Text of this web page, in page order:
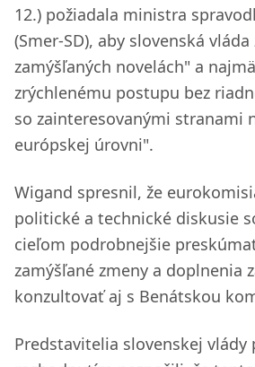
12.) požiadala ministra
(Smer-SD), aby slovenská
zamýšľaných novelách" a
zrýchlenému postupu bez
so zainteresovanými stranami
európskej úrovni".
Wigand spresnil, že
politické a technické diskusie
cieľom podrobnejšie
zamýšľané zmeny a doplnenia
konzultovať aj s Benátskou
Predstavitelia slovenskej vlády